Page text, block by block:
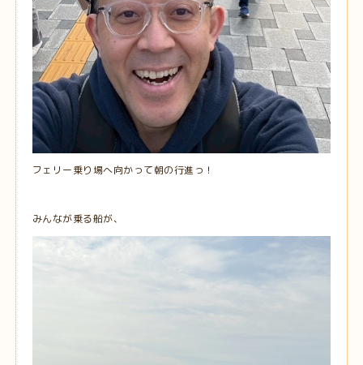
フェリー乗り場へ向かって朝の行進っ！
みんなが乗る船が、